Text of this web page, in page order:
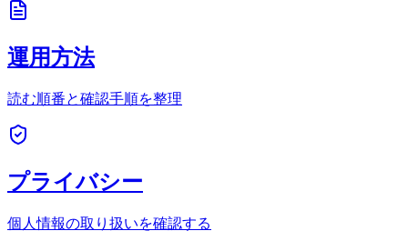
運用方法
読む順番と確認手順を整理
プライバシー
個人情報の取り扱いを確認する